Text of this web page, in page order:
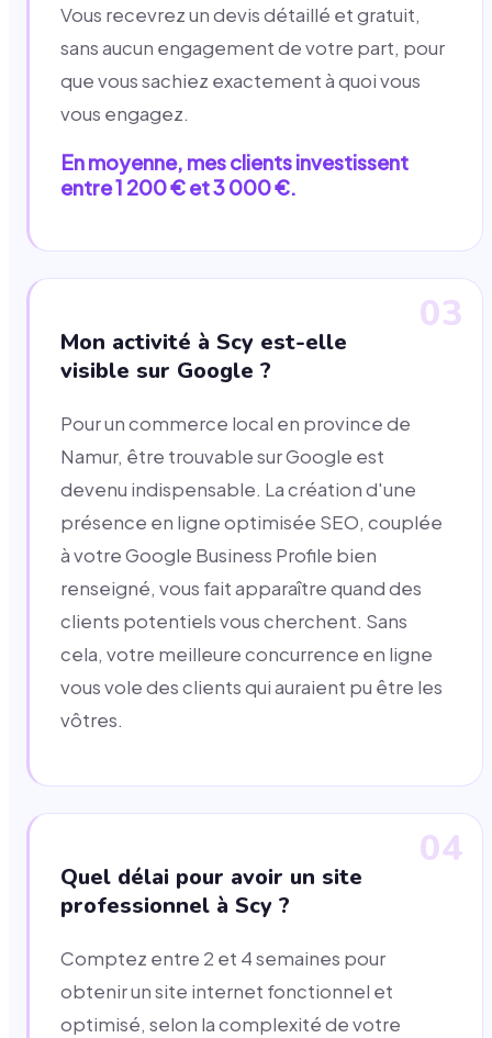
Vous recevrez un devis détaillé et gratuit,
sans aucun engagement de votre part, pour
que vous sachiez exactement à quoi vous
vous engagez.
En moyenne, mes clients investissent
entre 1 200 € et 3 000 €.
03
Mon activité à Scy est-elle
visible sur Google ?
Pour un commerce local en province de
Namur, être trouvable sur Google est
devenu indispensable. La création d'une
présence en ligne optimisée SEO, couplée
à votre Google Business Profile bien
renseigné, vous fait apparaître quand des
clients potentiels vous cherchent. Sans
cela, votre meilleure concurrence en ligne
vous vole des clients qui auraient pu être les
vôtres.
04
Quel délai pour avoir un site
professionnel à Scy ?
Comptez entre 2 et 4 semaines pour
obtenir un site internet fonctionnel et
optimisé, selon la complexité de votre